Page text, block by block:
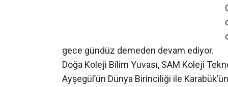
gece gündüz demeden devam ediyor.
Doğa Koleji Bilim Yuvası, SAM Koleji
Ayşegül’ün Dünya Birinciliği ile